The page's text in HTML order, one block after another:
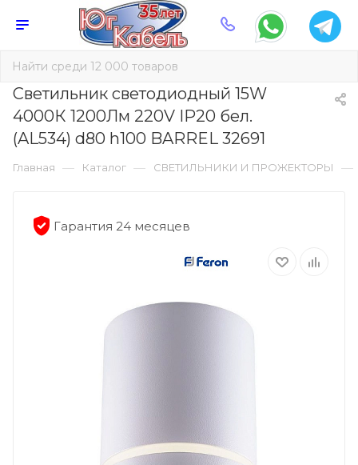
Светильник светодиодный 15W
4000К 1200Лм 220V IP20 бел.
(AL534) d80 h100 BARREL 32691
Главная — Каталог — СВЕТИЛЬНИКИ И ПРОЖЕКТОРЫ —
Гарантия 24 месяцев